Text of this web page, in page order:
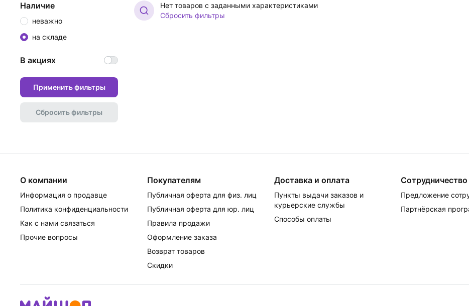
Нет товаров с заданными характеристиками
Сбросить фильтры
Наличие
неважно
на складе
В акциях
Применить фильтры
Сбросить фильтры
О компании
Информация о продавце
Политика конфиденциальности
Как с нами связаться
Прочие вопросы
Покупателям
Публичная оферта для физ. лиц
Публичная оферта для юр. лиц
Правила продажи
Оформление заказа
Возврат товаров
Скидки
Доставка и оплата
Пункты выдачи заказов и
курьерские службы
Способы оплаты
Сотрудничество
Предложение
Партнёрская